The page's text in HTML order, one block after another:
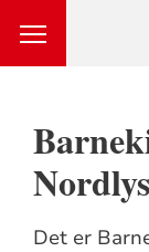
Det er